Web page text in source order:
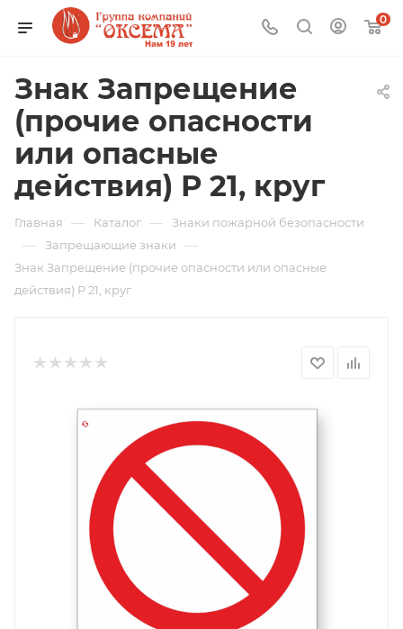
0
Знак Запрещение
(прочие опасности
или опасные
действия) Р 21, круг
Главная — Каталог — Знаки пожарной безопасности
— Запрещающие знаки —
Знак Запрещение (прочие опасности или опасные
действия) Р 21, круг